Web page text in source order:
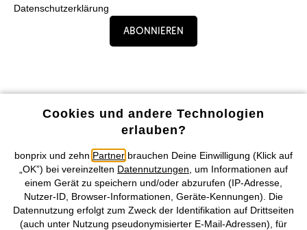
Datenschutzerklärung
Abonnieren
Alle Vorteile unserer App genießen!
Unsere Zahlungsarten
Cookies und andere Technologien
erlauben?
bonprix und zehn Partner brauchen Deine Einwilligung (Klick auf
„OK”) bei vereinzelten Datennutzungen , um Informationen auf
einem Gerät zu speichern und/oder abzurufen (IP-Adresse,
Nutzer-ID, Browser-Informationen, Geräte-Kennungen). Die
Datennutzung erfolgt zum Zweck der Identifikation auf Drittseiten
(auch unter Nutzung pseudonymisierter E-Mail-Adressen), für